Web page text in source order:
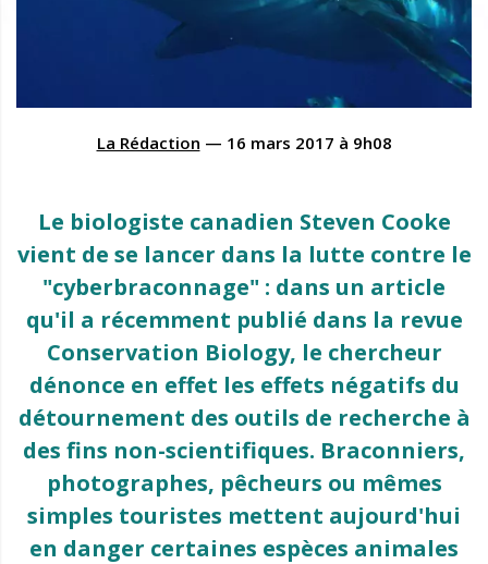
La Rédaction — 16 mars 2017 à 9h08
Le biologiste canadien Steven Cooke
vient de se lancer dans la lutte contre le
"cyberbraconnage" : dans un article
qu'il a récemment publié dans la revue
Conservation Biology, le chercheur
dénonce en effet les effets négatifs du
détournement des outils de recherche à
des fins non-scientifiques. Braconniers,
photographes, pêcheurs ou mêmes
simples touristes mettent aujourd'hui
en danger certaines espèces animales